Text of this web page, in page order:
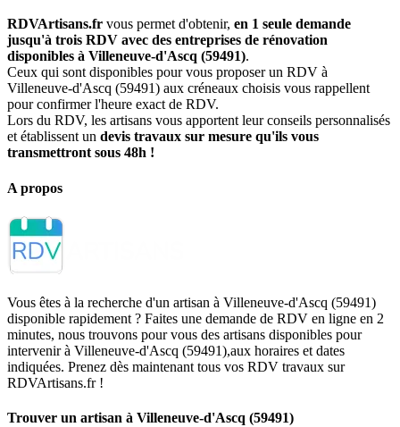
RDVArtisans.fr vous permet d'obtenir, en 1 seule demande
jusqu'à trois RDV avec des entreprises de rénovation
disponibles à Villeneuve-d'Ascq (59491).
Ceux qui sont disponibles pour vous proposer un RDV à
Villeneuve-d'Ascq (59491) aux créneaux choisis vous rappellent
pour confirmer l'heure exact de RDV.
Lors du RDV, les artisans vous apportent leur conseils personnalisés
et établissent un devis travaux sur mesure qu'ils vous
transmettront sous 48h !
A propos
Vous êtes à la recherche d'un artisan à Villeneuve-d'Ascq (59491)
disponible rapidement ? Faites une demande de RDV en ligne en 2
minutes, nous trouvons pour vous des artisans disponibles pour
intervenir à Villeneuve-d'Ascq (59491),aux horaires et dates
indiquées. Prenez dès maintenant tous vos RDV travaux sur
RDVArtisans.fr !
Trouver un artisan à Villeneuve-d'Ascq (59491)